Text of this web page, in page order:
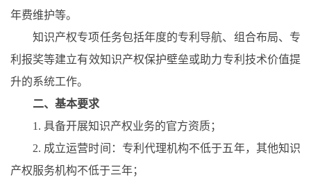
年费维护等。
知识产权专项任务包括年度的专利导航、组合布局、 专
利报奖等建立有效知识产权保护壁垒或助力专利技术价值提
升的系统工作。
二、 基本要求
1. 具备开展知识产权业务的官方资质；
2. 成立运营时间：专利代理机构不低于五年，其他知识
产权服务机构不低于三年；